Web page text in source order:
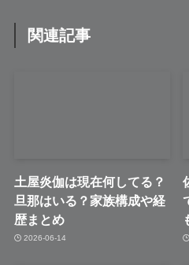
関連記事
土屋炎伽は現在何してる？
旦那はいる？家族構成や経
歴まとめ
2026-06-14